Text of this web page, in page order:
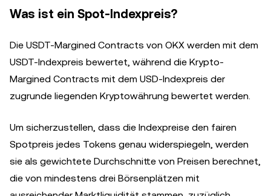
Was ist ein Spot-Indexpreis?
Die USDT-Margined Contracts von OKX werden mit dem
USDT-Indexpreis bewertet, während die Krypto-
Margined Contracts mit dem USD-Indexpreis der
zugrunde liegenden Kryptowährung bewertet werden.
Um sicherzustellen, dass die Indexpreise den fairen
Spotpreis jedes Tokens genau widerspiegeln, werden
sie als gewichtete Durchschnitte von Preisen berechnet,
die von mindestens drei Börsenplätzen mit